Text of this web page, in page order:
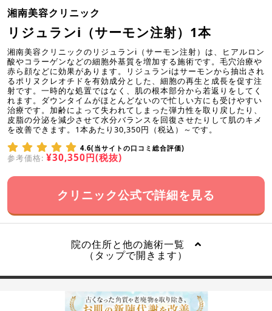
湘南美容クリニック
リジュランi（サーモン注射）1本
湘南美容クリニックのリジュランi（サーモン注射）は、ヒアルロン
酸やコラーゲンなどの細胞外基質を増加する施術です。毛穴治療や
赤ら顔などに効果があります。リジュランiはサーモンから抽出され
るポリヌクレオチドを有効成分とした、細胞の再生と成長を促す注
射です。一時的な処置ではなく、肌の根本部分から若返りをしてく
れます。ダウンタイムがほとんどないので忙しい方にも受けやすい
治療です。加齢によって失われてしまった弾力性を取り戻したり、
皮脂の分泌を減少させて水分バランスを回復させたりして肌のキメ
を改善できます。1本あたり30,350円（税込）～です。
4.6(当サイトの口コミ総合評価)
参考価格: ¥30,350円(税抜)
クリニック公式で詳細を見る
院の住所と他の施術一覧
（タップで開きます）